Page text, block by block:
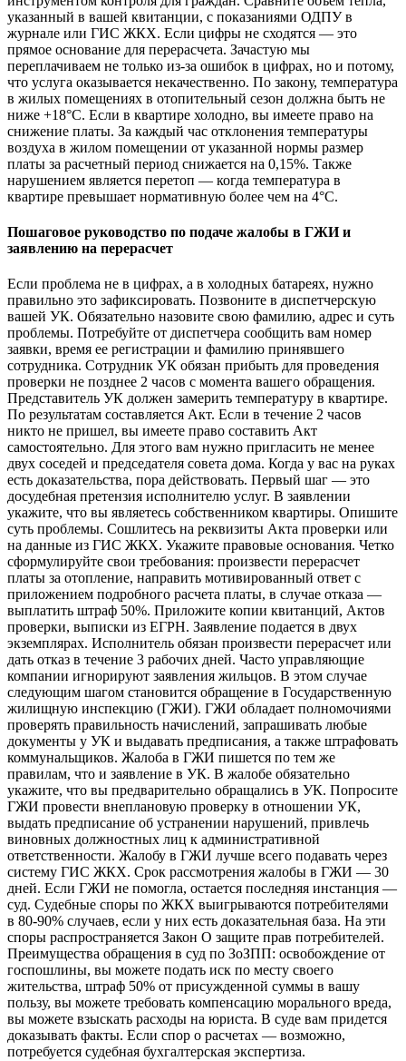
указанный в вашей квитанции, с показаниями ОДПУ в
журнале или ГИС ЖКХ. Если цифры не сходятся — это
прямое основание для перерасчета. Зачастую мы
переплачиваем не только из-за ошибок в цифрах, но и потому,
что услуга оказывается некачественно. По закону, температура
в жилых помещениях в отопительный сезон должна быть не
ниже +18°C. Если в квартире холодно, вы имеете право на
снижение платы. За каждый час отклонения температуры
воздуха в жилом помещении от указанной нормы размер
платы за расчетный период снижается на 0,15%. Также
нарушением является перетоп — когда температура в
квартире превышает нормативную более чем на 4°C.
Пошаговое руководство по подаче жалобы в ГЖИ и
заявлению на перерасчет
Если проблема не в цифрах, а в холодных батареях, нужно
правильно это зафиксировать. Позвоните в диспетчерскую
вашей УК. Обязательно назовите свою фамилию, адрес и суть
проблемы. Потребуйте от диспетчера сообщить вам номер
заявки, время ее регистрации и фамилию принявшего
сотрудника. Сотрудник УК обязан прибыть для проведения
проверки не позднее 2 часов с момента вашего обращения.
Представитель УК должен замерить температуру в квартире.
По результатам составляется Акт. Если в течение 2 часов
никто не пришел, вы имеете право составить Акт
самостоятельно. Для этого вам нужно пригласить не менее
двух соседей и председателя совета дома. Когда у вас на руках
есть доказательства, пора действовать. Первый шаг — это
досудебная претензия исполнителю услуг. В заявлении
укажите, что вы являетесь собственником квартиры. Опишите
суть проблемы. Сошлитесь на реквизиты Акта проверки или
на данные из ГИС ЖКХ. Укажите правовые основания. Четко
сформулируйте свои требования: произвести перерасчет
платы за отопление, направить мотивированный ответ с
приложением подробного расчета платы, в случае отказа —
выплатить штраф 50%. Приложите копии квитанций, Актов
проверки, выписки из ЕГРН. Заявление подается в двух
экземплярах. Исполнитель обязан произвести перерасчет или
дать отказ в течение 3 рабочих дней. Часто управляющие
компании игнорируют заявления жильцов. В этом случае
следующим шагом становится обращение в Государственную
жилищную инспекцию (ГЖИ). ГЖИ обладает полномочиями
проверять правильность начислений, запрашивать любые
документы у УК и выдавать предписания, а также штрафовать
коммунальщиков. Жалоба в ГЖИ пишется по тем же
правилам, что и заявление в УК. В жалобе обязательно
укажите, что вы предварительно обращались в УК. Попросите
ГЖИ провести внеплановую проверку в отношении УК,
выдать предписание об устранении нарушений, привлечь
виновных должностных лиц к административной
ответственности. Жалобу в ГЖИ лучше всего подавать через
систему ГИС ЖКХ. Срок рассмотрения жалобы в ГЖИ — 30
дней. Если ГЖИ не помогла, остается последняя инстанция —
суд. Судебные споры по ЖКХ выигрываются потребителями
в 80-90% случаев, если у них есть доказательная база. На эти
споры распространяется Закон О защите прав потребителей.
Преимущества обращения в суд по ЗоЗПП: освобождение от
госпошлины, вы можете подать иск по месту своего
жительства, штраф 50% от присужденной суммы в вашу
пользу, вы можете требовать компенсацию морального вреда,
вы можете взыскать расходы на юриста. В суде вам придется
доказывать факты. Если спор о расчетах — возможно,
потребуется судебная бухгалтерская экспертиза.